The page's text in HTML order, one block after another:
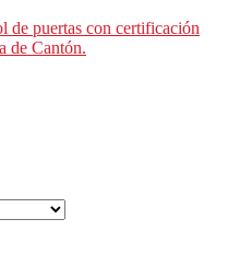
de puertas con certificación
de Cantón.